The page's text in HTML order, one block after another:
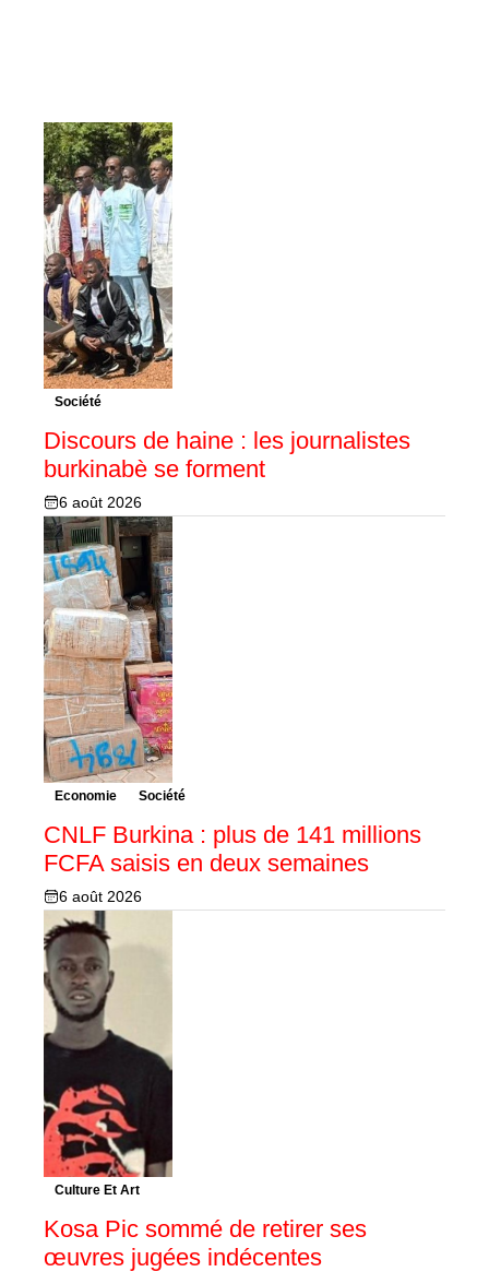
Société
Discours de haine : les journalistes
burkinabè se forment
6 août 2026
Economie Société
CNLF Burkina : plus de 141 millions
FCFA saisis en deux semaines
6 août 2026
Culture Et Art
Kosa Pic sommé de retirer ses
œuvres jugées indécentes